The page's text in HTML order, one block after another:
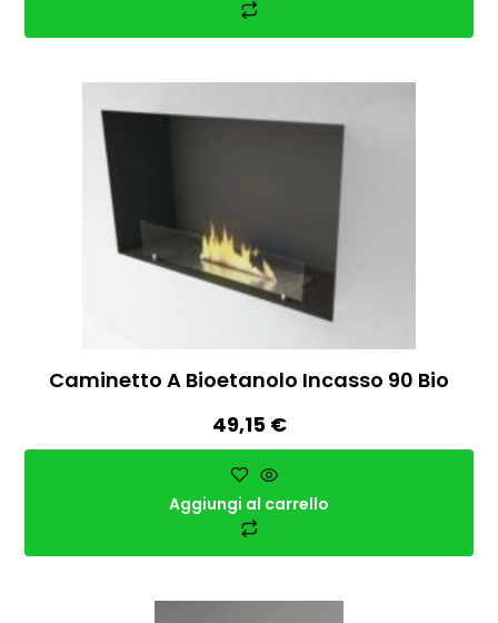
Caminetto A Bioetanolo Incasso 90 Bio
49,15 €
Aggiungi al carrello